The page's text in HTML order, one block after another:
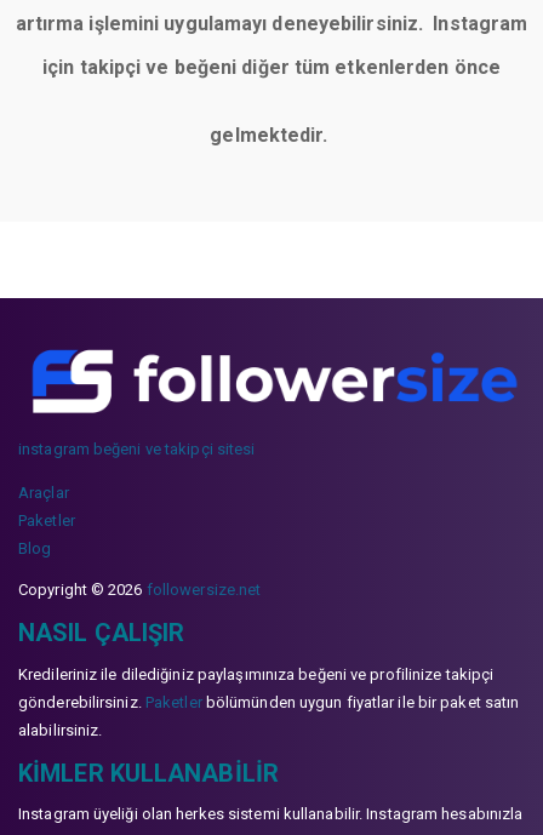
artırma işlemini uygulamayı deneyebilirsiniz. Instagram
için takipçi ve beğeni diğer tüm etkenlerden önce
gelmektedir.
instagram beğeni ve takipçi sitesi
Araçlar
Paketler
Blog
Copyright © 2026 followersize.net
NASIL ÇALIŞIR
Kredileriniz ile dilediğiniz paylaşımınıza beğeni ve profilinize takipçi
gönderebilirsiniz. Paketlerbölümünden uygun fiyatlar ile bir paket satın
alabilirsiniz.
KIMLER KULLANABILIR
Instagram üyeliği olan herkes sistemi kullanabilir. Instagram hesabınızla